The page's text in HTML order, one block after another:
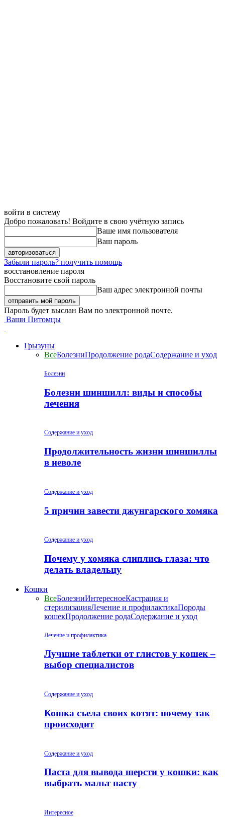
войти в систему
Добро пожаловать! Войдите в свою учётную запись
Ваше имя пользователя
Ваш пароль
Забыли пароль? получить помощь
восстановление пароля
Восстановите свой пароль
Ваш адрес электронной почты
Пароль будет выслан Вам по электронной почте.
Ваши Питомцы
Грызуны
ВсеБолезниПродолжение родаСодержание и уход
Болезни
Болезни шиншилл: виды и способы
лечения
Содержание и уход
Продолжительность жизни шиншиллы
в неволе
Содержание и уход
5 причин завести джунгарского хомяка
Содержание и уход
Почему у хомяка слиплись глаза: что
делать владельцу
Кошки
ВсеБолезниИнтересноеКастрация и
стерилизацияЛечение и профилактикаПороды
кошекПродолжение родаСодержание и уход
Лечение и профилактика
Лучшие таблетки от глистов у кошек –
выбор специалистов
Содержание и уход
Кошка съела своих котят: почему так
происходит
Содержание и уход
Паста для вывода шерсти у кошки: как
выбрать мальт пасту
Интересное